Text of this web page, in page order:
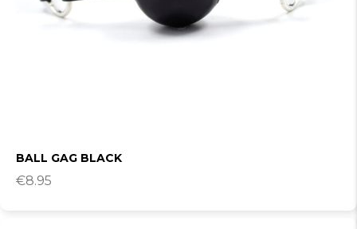
BALL GAG BLACK
€8.95